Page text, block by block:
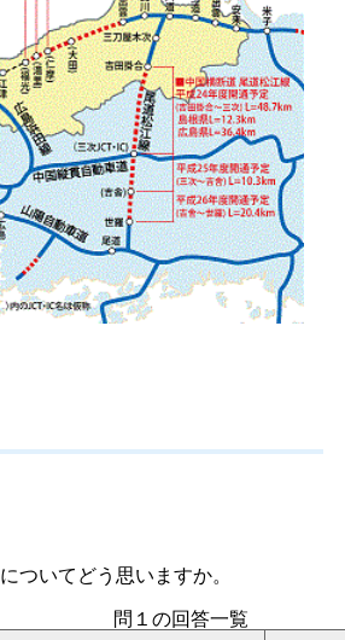
ついてどう思いますか。
問１の回答一覧